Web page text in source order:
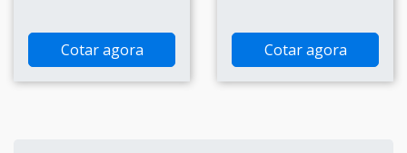
Cotar agora Cotar agora